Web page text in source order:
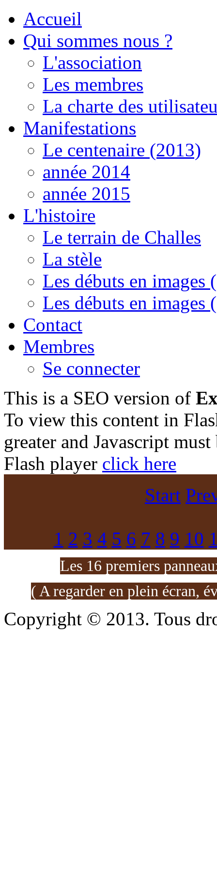
Accueil
Qui sommes nous ?
L'association
Les membres
La charte des
Manifestations
Le centenaire (2013)
année 2014
année 2015
L'histoire
Le terrain de Challes
La stèle
Les débuts en images
Les débuts en images
Contact
Membres
Se connecter
This is a SEO version of
To view this content in
greater and Javascript
Flash player click here
Start
1 2 3 4 5 6 7 8 9 10
Les 16 premiers
( A regarder en plein écran,
Copyright © 2013. Tous